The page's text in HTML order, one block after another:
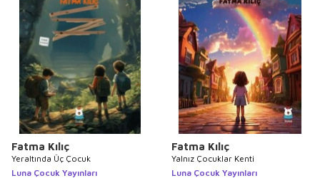
Fatma Kılıç
Yeraltında Üç Çocuk
Luna Çocuk Yayınları
Fatma Kılıç
Yalnız Çocuklar Kenti
Luna Çocuk Yayınları